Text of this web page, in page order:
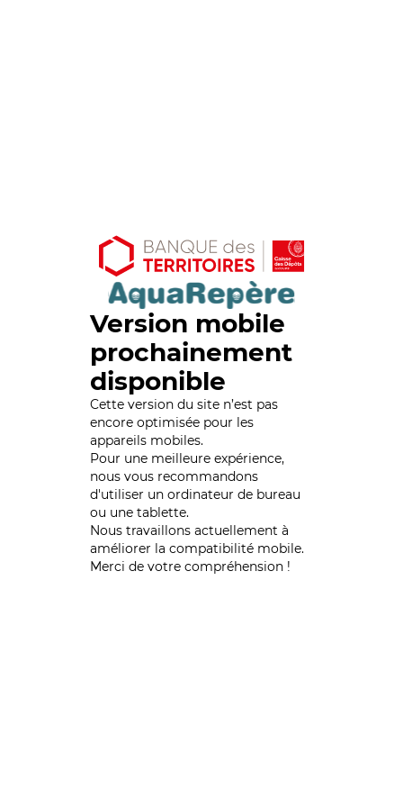
Version mobile
prochainement
disponible
Cette version du site n’est pas
encore optimisée pour les
appareils mobiles.
Pour une meilleure expérience,
nous vous recommandons
d'utiliser un ordinateur de bureau
ou une tablette.
Nous travaillons actuellement à
améliorer la compatibilité mobile.
Merci de votre compréhension !